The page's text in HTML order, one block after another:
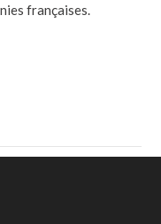
françaises.